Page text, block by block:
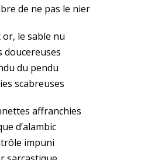
de ne pas le nier
le sable nu
doucereuses
du pendu
scabreuses
affranchies
d’alambic
impuni